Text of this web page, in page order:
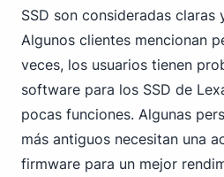
SSD son consideradas claras
Algunos clientes mencionan
veces, los usuarios tienen
software para los SSD de
pocas funciones. Algunas
más antiguos necesitan una
firmware para un mejor